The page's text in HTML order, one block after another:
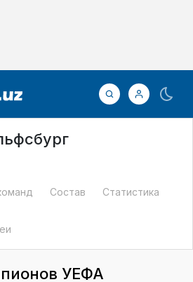
Состав Статистика
УЕФА